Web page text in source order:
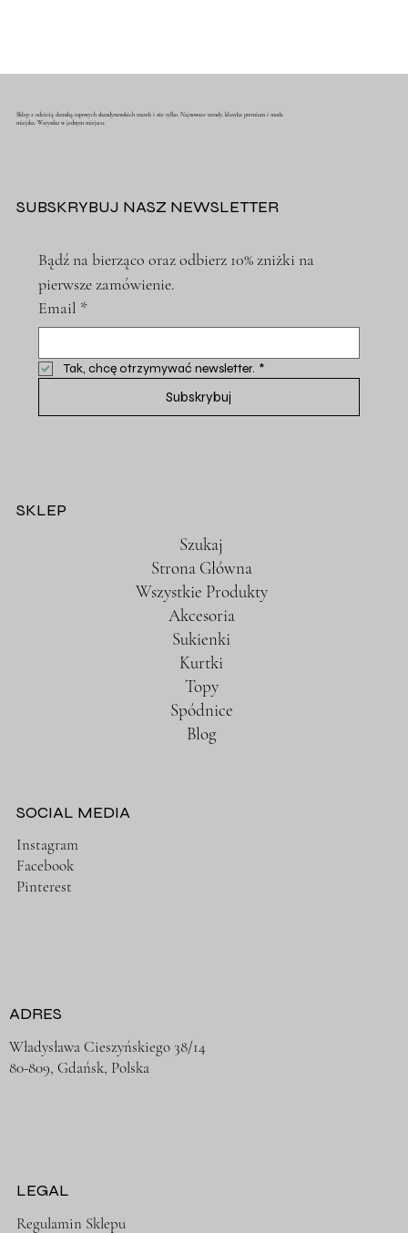
Sklep z odzieżą damską topowych skandynawskich marek i nie tylko. Najnowsze trendy, klasyka premium i moda
miejska. Wszystko w jednym miejscu.
SUBSKRYBUJ NASZ NEWSLETTER
Bądź na bierząco oraz odbierz 10% zniżki na
pierwsze zamówienie.
Email *
Tak, chcę otrzymywać newsletter. *
Subskrybuj
SKLEP
Szukaj
Strona Główna
Wszystkie Produkty
Akcesoria
Sukienki
Kurtki
Topy
Spódnice
Blog
LEGAL
Regulamin Sklepu
ADRES
Władysława Cieszyńskiego 38/14
80-809, Gdańsk, Polska
SOCIAL MEDIA
Instagram
Facebook
Pinterest